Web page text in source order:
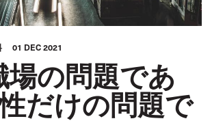
01 DEC 2021
場の問題であ
だけの問題で